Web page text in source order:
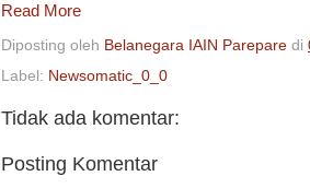
Read More
Diposting oleh Belanegara IAIN Parepare di
Label: Newsomatic_0_0
Tidak ada komentar:
Posting Komentar